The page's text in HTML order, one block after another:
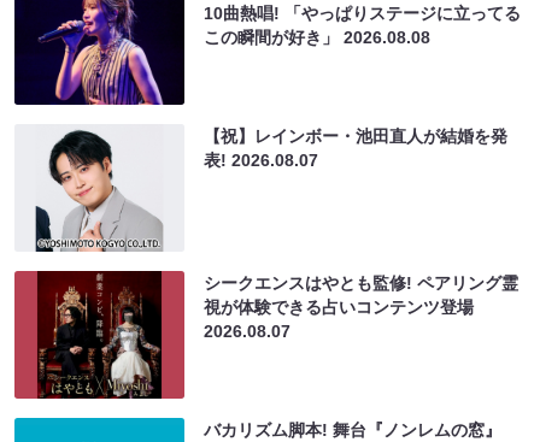
10曲熱唱! 「やっぱりステージに立ってる
この瞬間が好き」2026.08.08
【祝】レインボー・池田直人が結婚を発
表!2026.08.07
シークエンスはやとも監修! ペアリング霊
視が体験できる占いコンテンツ登場
2026.08.07
バカリズム脚本! 舞台『ノンレムの窓』